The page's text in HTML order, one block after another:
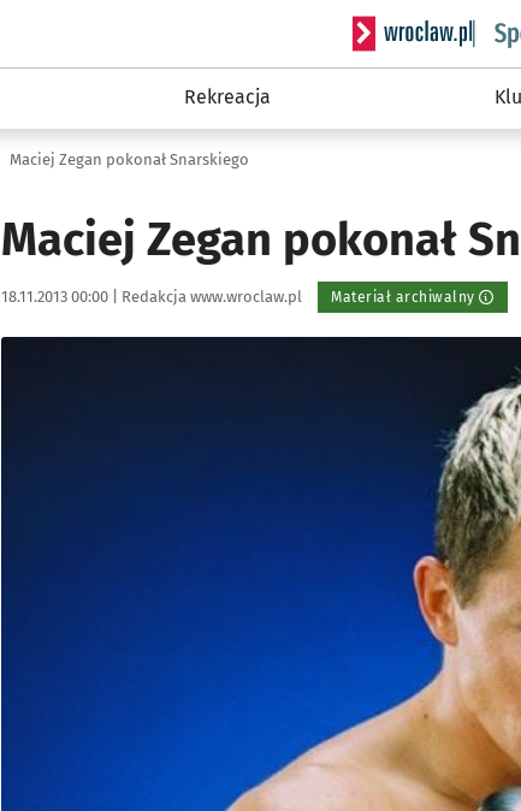
Serwis
Rekreacja
Maciej Zegan pokonał Snarskiego
Maciej Zegan pokonał
Data publikacji:
18.11.2013 00:00 | Autor:
Redakcja www.wroclaw.pl Materiał archiwalny